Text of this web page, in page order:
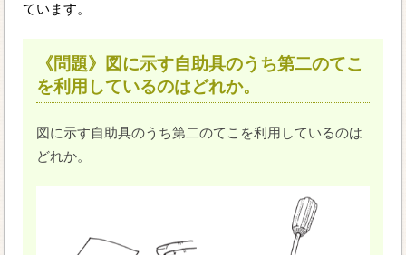
ています。
《問題》図に示す自助具のうち第二のてこ
を利用しているのはどれか。
図に示す自助具のうち第二のてこを利用しているのは
どれか。